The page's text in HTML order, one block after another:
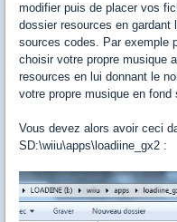
modifier puis de placer vos
dossier resources en
sources codes. Par exemple
choisir votre propre musique
resources en lui donnant le
votre propre musique en fond
Vous devez alors avoir ceci
SD:\wiiu\apps\loadiine_gx2 :